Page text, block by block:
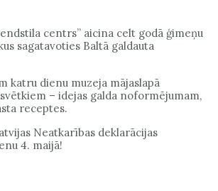
centrs” aicina celt godā ģimeņu
sagatavoties Baltā galdauta
katru dienu muzeja mājaslapā
– idejas galda noformējumam,
receptes.
Neatkarības deklarācijas
4. maijā!